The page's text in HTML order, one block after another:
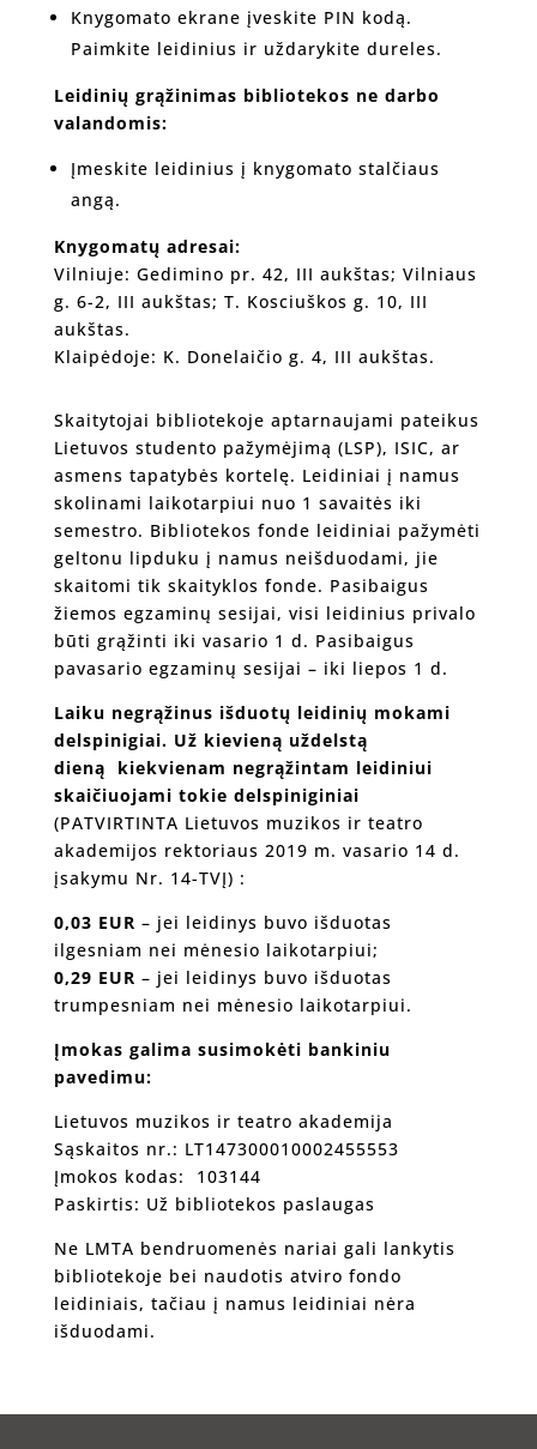
Knygomato ekrane įveskite PIN kodą.
Paimkite leidinius ir uždarykite dureles.
Leidinių grąžinimas bibliotekos ne darbo
valandomis:
Įmeskite leidinius į knygomato stalčiaus
angą.
Knygomatų adresai:
Vilniuje: Gedimino pr. 42, III aukštas; Vilniaus
g. 6-2, III aukštas; T. Kosciuškos g. 10, III
aukštas.
Klaipėdoje: K. Donelaičio g. 4, III aukštas.
Skaitytojai bibliotekoje aptarnaujami pateikus
Lietuvos studento pažymėjimą (LSP), ISIC, ar
asmens tapatybės kortelę. Leidiniai į namus
skolinami laikotarpiui nuo 1 savaitės iki
semestro. Bibliotekos fonde leidiniai pažymėti
geltonu lipduku į namus neišduodami, jie
skaitomi tik skaityklos fonde. Pasibaigus
žiemos egzaminų sesijai, visi leidinius privalo
būti grąžinti iki vasario 1 d. Pasibaigus
pavasario egzaminų sesijai – iki liepos 1 d.
Laiku negrąžinus išduotų leidinių mokami
delspinigiai. Už kievieną uždelstą
dieną kiekvienam negrąžintam leidiniui
skaičiuojami tokie delspiniginiai
(PATVIRTINTA Lietuvos muzikos ir teatro
akademijos rektoriaus 2019 m. vasario 14 d.
įsakymu Nr. 14-TVĮ) :
0,03 EUR – jei leidinys buvo išduotas
ilgesniam nei mėnesio laikotarpiui;
0,29 EUR – jei leidinys buvo išduotas
trumpesniam nei mėnesio laikotarpiui.
Įmokas galima susimokėti bankiniu
pavedimu:
Lietuvos muzikos ir teatro akademija
Sąskaitos nr.: LT147300010002455553
Įmokos kodas: 103144
Paskirtis: Už bibliotekos paslaugas
Ne LMTA bendruomenės nariai gali lankytis
bibliotekoje bei naudotis atviro fondo
leidiniais, tačiau į namus leidiniai nėra
išduodami.